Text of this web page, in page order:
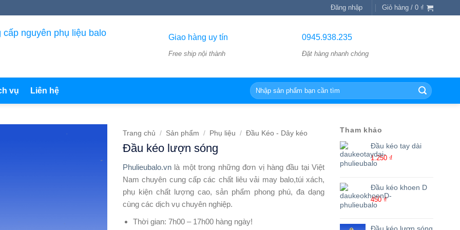
Đăng nhập Giỏ hàng / 0 ₫
nguyên phụ liệu balo Giao hàng uy tín
Free ship nội thành
0945.938.235
Đặt hàng nhanh chóng
vụ Liên hệ
Tìm
kiếm:
Trang chủ / Sản phẩm / Phụ liệu / Đầu Kéo - Dây kéo
Đầu kéo lượn sóng
Phulieubalo.vn là một trong những đơn vị hàng đầu tại Việt
Nam chuyên cung cấp các chất liêu vải may balo,túi xách,
phụ kiện chất lượng cao, sản phẩm phong phú, đa dạng
cùng các dịch vụ chuyên nghiệp.
Thời gian: 7h00 – 17h00 hàng ngày!
Tham khảo
Đầu kéo tay dài
1.250 ₫
Đầu kéo khoen D
450₫